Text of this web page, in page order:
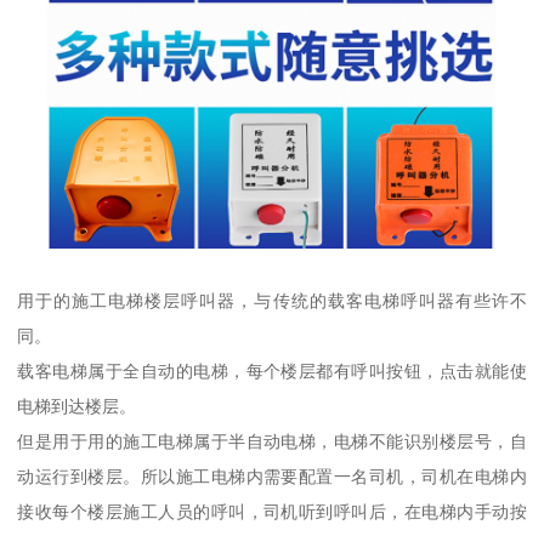
用于的施工电梯楼层呼叫器，与传统的载客电梯呼叫器有些许不
同。
载客电梯属于全自动的电梯，每个楼层都有呼叫按钮，点击就能使
电梯到达楼层。
但是用于用的施工电梯属于半自动电梯，电梯不能识别楼层号，自
动运行到楼层。所以施工电梯内需要配置一名司机，司机在电梯内
接收每个楼层施工人员的呼叫，司机听到呼叫后，在电梯内手动按